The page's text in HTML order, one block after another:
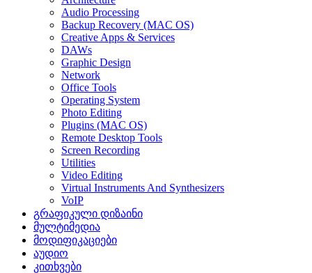
Audio Processing
Backup Recovery (MAC OS)
Creative Apps & Services
DAWs
Graphic Design
Network
Office Tools
Operating System
Photo Editing
Plugins (MAC OS)
Remote Desktop Tools
Screen Recording
Utilities
Video Editing
Virtual Instruments And Synthesizers
VoIP
გრაფიკული დიზაინი
მულტიმედია
მოდიფიკაციები
აუდიო
კითხვები